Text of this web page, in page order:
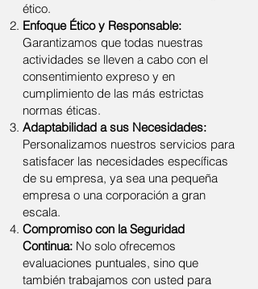
ético.
Enfoque Ético y Responsable:
Garantizamos que todas nuestras
actividades se lleven a cabo con el
consentimiento expreso y en
cumplimiento de las más estrictas
normas éticas.
Adaptabilidad a sus Necesidades:
Personalizamos nuestros servicios para
satisfacer las necesidades específicas
de su empresa, ya sea una pequeña
empresa o una corporación a gran
escala.
Compromiso con la Seguridad
Continua: No solo ofrecemos
evaluaciones puntuales, sino que
también trabajamos con usted para